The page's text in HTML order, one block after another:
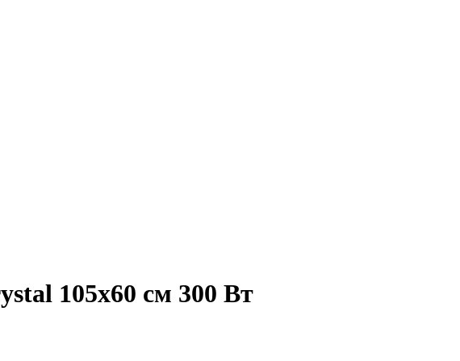
105x60 см 300 Вт